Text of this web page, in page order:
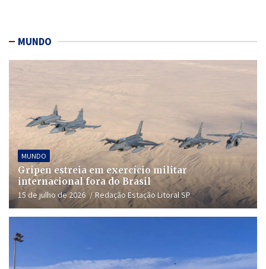
MUNDO
MUNDO
Gripen estreia em exercício militar
internacional fora do Brasil
15 de julho de 2026 Redação Estação Litoral SP